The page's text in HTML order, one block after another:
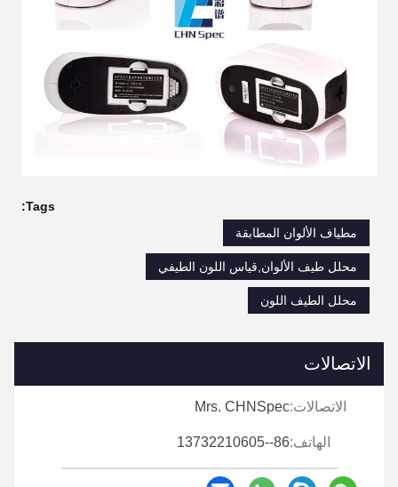
Tags:
مطياف الألوان المطابقة
محلل طيف الألوان,قياس اللون الطيفي
محلل الطيف اللون
الاتصالات
الاتصالات:Mrs. CHNSpec
الهاتف:86--13732210605